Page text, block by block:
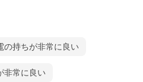
の持ちが非常に良い
非常に良い